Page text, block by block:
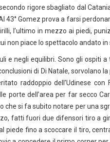
secondo rigore sbagliato dal
43° Gomez prova a farsi
l’ultimo in mezzo ai piedi,
non piace lo spettacolo andato in
e negli equilibri. Sono gli ospiti
di Di Natale, sorvolano
raddoppio dell’Udinese
porte dell’area per far secco
che si fa subito notare per una
fatti fuori due difensori tiro a
piede fino a scoccare il tiro,